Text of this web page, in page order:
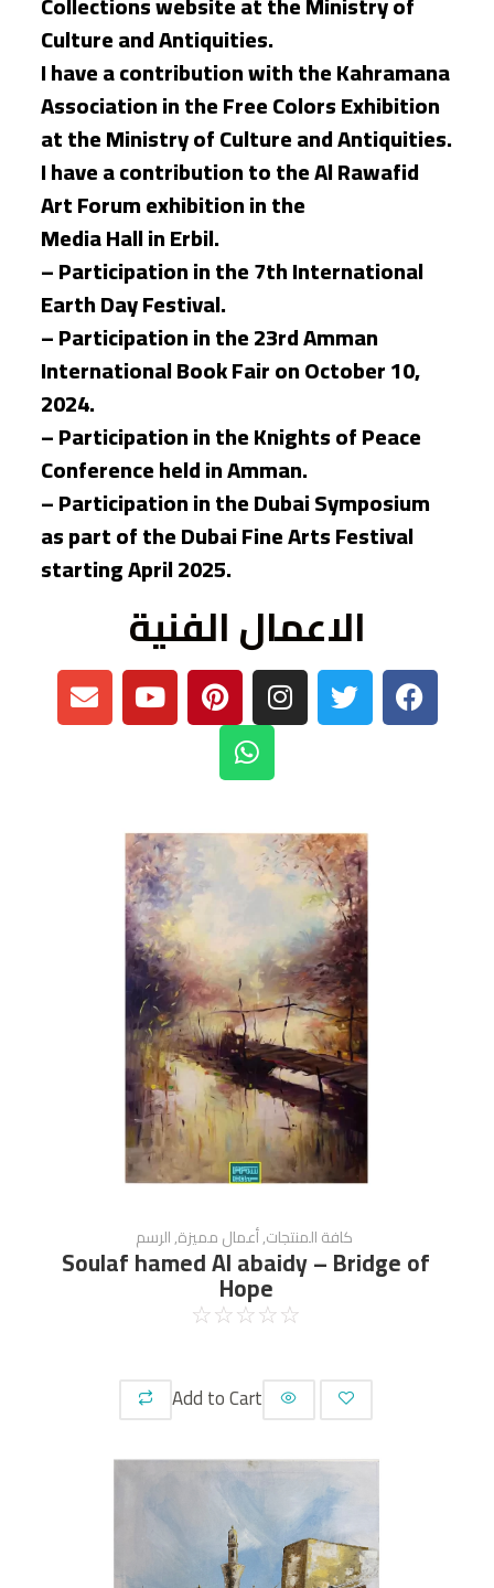
Culture and Antiquities.
I have a contribution with the Kahramana
Association in the Free Colors Exhibition
at the Ministry of Culture and Antiquities.
I have a contribution to the Al Rawafid
Art Forum exhibition in the
Media Hall in Erbil.
– Participation in the 7th International
Earth Day Festival.
– Participation in the 23rd Amman
International Book Fair on October 10,
2024.
– Participation in the Knights of Peace
Conference held in Amman.
– Participation in the Dubai Symposium
as part of the Dubai Fine Arts Festival
starting April 2025.
الاعمال الفنية
كافة المنتجات,أعمال مميزة,الرسم
Soulaf hamed Al abaidy – Bridge of
Hope
☆
☆
☆
☆
☆
Add to Cart